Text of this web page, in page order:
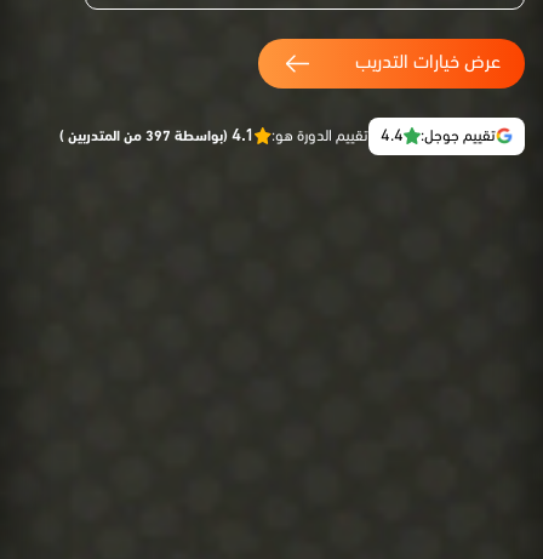
عرض خيارات التدريب
تقييم جوجل: 4.4 تقييم الدورة هو: 4.1 (بواسطة 397 من المتدربين )